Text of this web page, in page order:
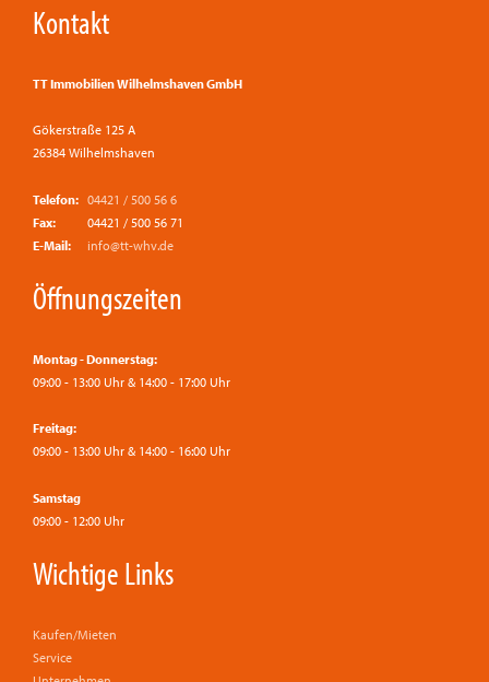
Kontakt
TT Immobilien Wilhelmshaven GmbH
Gökerstraße 125 A
26384 Wilhelmshaven
Telefon: 04421 / 500 56 6
Fax:
04421 / 500 56 71
E-Mail:
info@tt-whv.de
Öffnungszeiten
Montag - Donnerstag:
09:00 - 13:00 Uhr & 14:00 - 17:00 Uhr
Freitag:
09:00 - 13:00 Uhr & 14:00 - 16:00 Uhr
Samstag
09:00 - 12:00 Uhr
Wichtige Links
Kaufen/Mieten
Service